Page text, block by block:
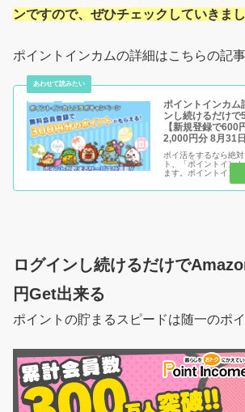
ンですので、ぜひチェックしていきまし
ポイントインカムの詳細はこちらの記事
ポイントインカム
ンし続けるだけで
【新規登録で600
2,000円分 8月31日
ポイ活をするなら絶
ト、「ポイントイン
ます。ポイントイン
「分かりやすさ」が
ントを貯める時だけ
ログインし続けるだけで
円Get出来る
ポイントの貯まるスピードは随一のポ